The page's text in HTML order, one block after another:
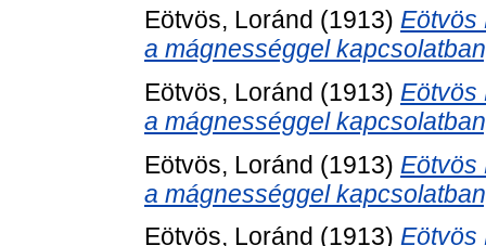
Eötvös, Loránd (1913) Eötvös
a mágnességgel
Eötvös, Loránd (1913) Eötvös
a mágnességgel
Eötvös, Loránd (1913) Eötvös
a mágnességgel
Eötvös, Loránd (1913) Eötvös